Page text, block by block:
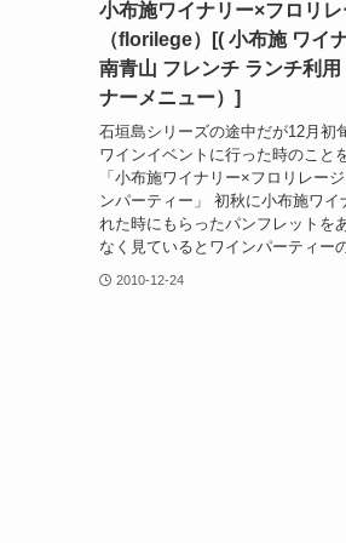
小布施ワイナリー×フロリレ
（florilege）[( 小布施 ワイ
南青山 フレンチ ランチ利
ナーメニュー）]
石垣島シリーズの途中だが12月初
ワインイベントに行った時のこと
「小布施ワイナリー×フロリレー
ンパーティー」 初秋に小布施ワイ
れた時にもらったパンフレットを
なく見ているとワインパーティー
2010-12-24